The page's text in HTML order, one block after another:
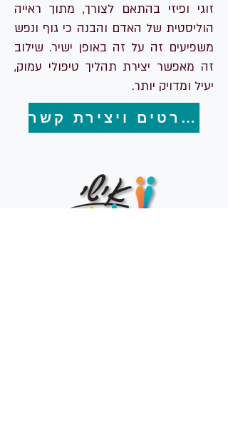
זוגי ופיזי בהתאם לצורך, מתוך ראייה
הוליסטית של האדם והבנה כי גוף ונפש
משפיעים זה על זה באופן ישיר. שילוב
זה מאפשר יצירת תהליך טיפולי עמוק,
יעיל ומדויק יותר.
לחצו לפרטים ויצירת קשר